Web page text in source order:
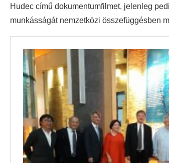
Hudec című dokumentumfilmet, jelenleg
munkásságát nemzetközi összefüggésben